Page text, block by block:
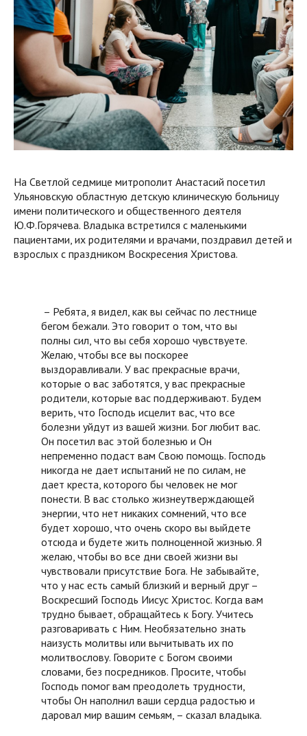
На Светлой седмице митрополит Анастасий посетил
Ульяновскую областную детскую клиническую больницу
имени политического и общественного деятеля
Ю.Ф.Горячева. Владыка встретился с маленькими
пациентами, их родителями и врачами, поздравил детей и
взрослых с праздником Воскресения Христова.
– Ребята, я видел, как вы сейчас по лестнице
бегом бежали. Это говорит о том, что вы
полны сил, что вы себя хорошо чувствуете.
Желаю, чтобы все вы поскорее
выздоравливали. У вас прекрасные врачи,
которые о вас заботятся, у вас прекрасные
родители, которые вас поддерживают. Будем
верить, что Господь исцелит вас, что все
болезни уйдут из вашей жизни. Бог любит вас.
Он посетил вас этой болезнью и Он
непременно подаст вам Свою помощь. Господь
никогда не дает испытаний не по силам, не
дает креста, которого бы человек не мог
понести. В вас столько жизнеутверждающей
энергии, что нет никаких сомнений, что все
будет хорошо, что очень скоро вы выйдете
отсюда и будете жить полноценной жизнью. Я
желаю, чтобы во все дни своей жизни вы
чувствовали присутствие Бога. Не забывайте,
что у нас есть самый близкий и верный друг –
Воскресший Господь Иисус Христос. Когда вам
трудно бывает, обращайтесь к Богу. Учитесь
разговаривать с Ним. Необязательно знать
наизусть молитвы или вычитывать их по
молитвослову. Говорите с Богом своими
словами, без посредников. Просите, чтобы
Господь помог вам преодолеть трудности,
чтобы Он наполнил ваши сердца радостью и
даровал мир вашим семьям, – сказал владыка.